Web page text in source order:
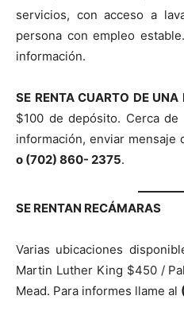
servicios, con acceso a
persona con empleo estable.
información.
SE RENTA CUARTO DE UNA
$100 de depósito. Cerca de
información, enviar mensaje
o (702) 860- 2375.
SE RENTAN RECÁMARAS
Varias ubicaciones
Martin Luther King $450 /
Mead. Para informes llame al